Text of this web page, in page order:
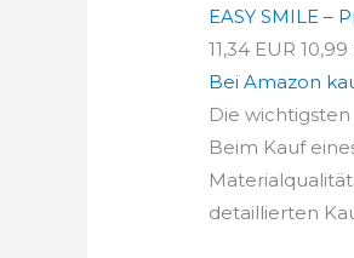
EASY SMILE –
11,34 EUR 10,99
Bei Amazon
Die
Beim Kauf
detaillierten